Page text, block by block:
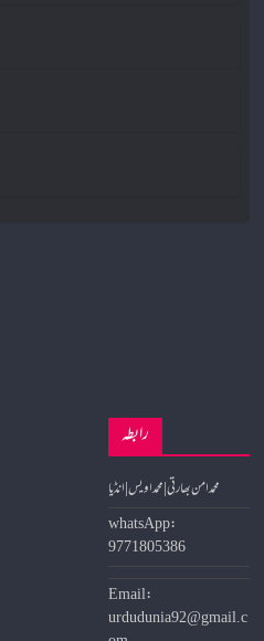
رابطہ
محمد امن بھارتی | محمد اویس | انڈیا
whatsApp:
9771805386
Email:
urdudunia92@gmail.c